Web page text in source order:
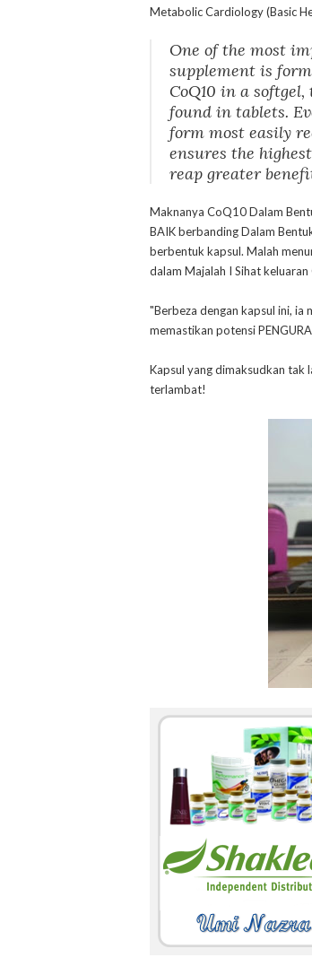
Metabolic Cardiology (Basic
One of the most
supplement is
CoQ10 in a
found in tablets.
form most easily
ensures the
reap greater
Maknanya CoQ10 Dalam
BAIK berbanding Dalam
berbentuk kapsul. Malah
dalam Majalah I Sihat
"Berbeza dengan kapsul ini, ia
memastikan potensi
Kapsul yang dimaksudkan tak
terlambat!